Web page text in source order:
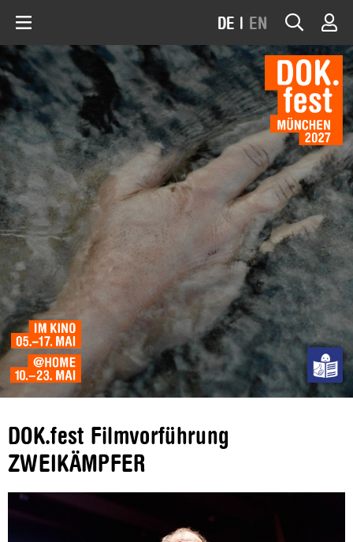
DE | EN
DOK.fest Filmvorführung
ZWEIKÄMPFER